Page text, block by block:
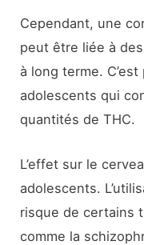
Cependant, une
peut être liée à
à long terme.
adolescents qui
quantités de THC.
L’effet sur le
adolescents.
risque de certains
comme la